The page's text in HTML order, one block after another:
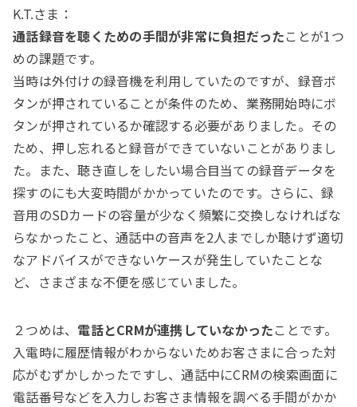
K.T.さま：
通話録音を聴くための手間が非常に負担だったことが1つ
めの課題です。
当時は外付けの録音機を利用していたのですが、録音ボ
タンが押されていることが条件のため、業務開始時にボ
タンが押されているか確認する必要がありました。その
ため、押し忘れると録音ができていないことがありまし
た。また、聴き直しをしたい場合目当ての録音データを
探すのにも大変時間がかかっていたのです。さらに、録
音用のSDカードの容量が少なく頻繁に交換しなければな
らなかったこと、通話中の音声を2人までしか聴けず適切
なアドバイスができないケースが発生していたことな
ど、さまざまな不便を感じていました。
２つめは、 電話とCRMが連携していなかったことです。
入電時に履歴情報がわからないためお客さまに合った対
応がむずかしかったですし、通話中にCRMの検索画面に
電話番号などを入力しお客さま情報を調べる手間がかか